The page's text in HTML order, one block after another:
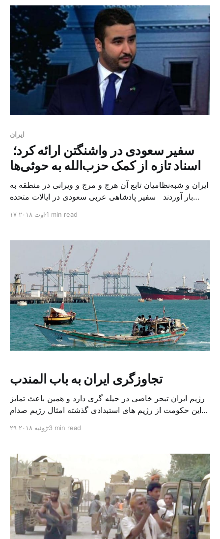
انتظار می‌رود روز ششم دسامبر آینده و [&he
ايران
سفیر سعودی در واشنگتن ارائه کرد؛
اسناد تازه از کمک حزب‌الله به حوثی‌ها
ایران و شبه‌نظامیان تابع آن هرج و مرج و ویرانی در منطقه به
بار آوردند سفیر پادشاهی عربی سعودی در ایالات متحده
دیگری تبدیل شوند و این چیزی است که رژیم ایران در پی آن
۱۷ اوت ۲۰۱۸ 1 min read
تجاوزگری ایران به باب المندب
رژیم ایران تبحر خاصی در حیله گری دارد و همین باعث تمایز
این حکومت از رژیم های استبدادی گذشته امثال رژیم صدام
المندب واقع در دریای سرخ ناامنی ایجاد می کنند و این، بی
۲۹ ژوئیه ۲۰۱۸3 min read